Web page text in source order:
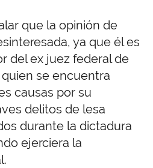
que la opinión de
ya que él es
del ex juez federal de
se encuentra
causas por su
delitos de lesa
durante la dictadura
ejerciera la